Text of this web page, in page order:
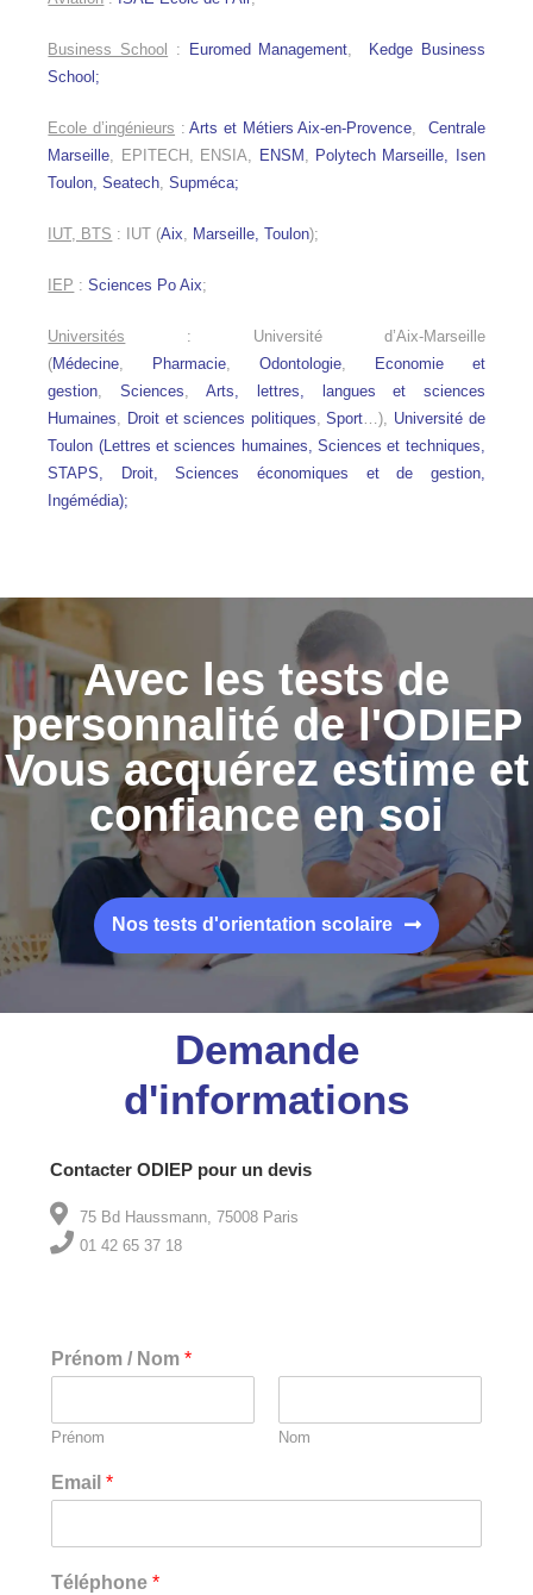
Business School : Euromed Management,
Kedge Business
School;
Ecole d’ingénieurs :Arts et Métiers Aix-en-Provence, Centrale
Marseille, EPITECH, ENSIA, ENSM , Polytech Marseille,
Isen
Toulon, Seatech,Supméca;
IUT, BTS : IUT (Aix, Marseille,Toulon);
IEP :Sciences Po Aix;
Universités : Université d’Aix-Marseille
(Médecine, Pharmacie, Odontologie,
Economie et
gestion, Sciences,Arts, lettres, langues et sciences
Humaines, Droit et sciences politiques,Sport…), Université de
Toulon (Lettres et sciences humaines, Sciences et techniques,
STAPS, Droit, Sciences économiques et de gestion,
Ingémédia);
Avec les tests de
personnalité de l'ODIEP
Vous acquérez estime et
confiance en soi
Nos tests d'orientation scolaire
Demande
d'informations
Contacter ODIEP pour un devis
75 Bd Haussmann, 75008 Paris
01 42 65 37 18
Prénom / Nom*
Prénom Nom
Email*
Téléphone*